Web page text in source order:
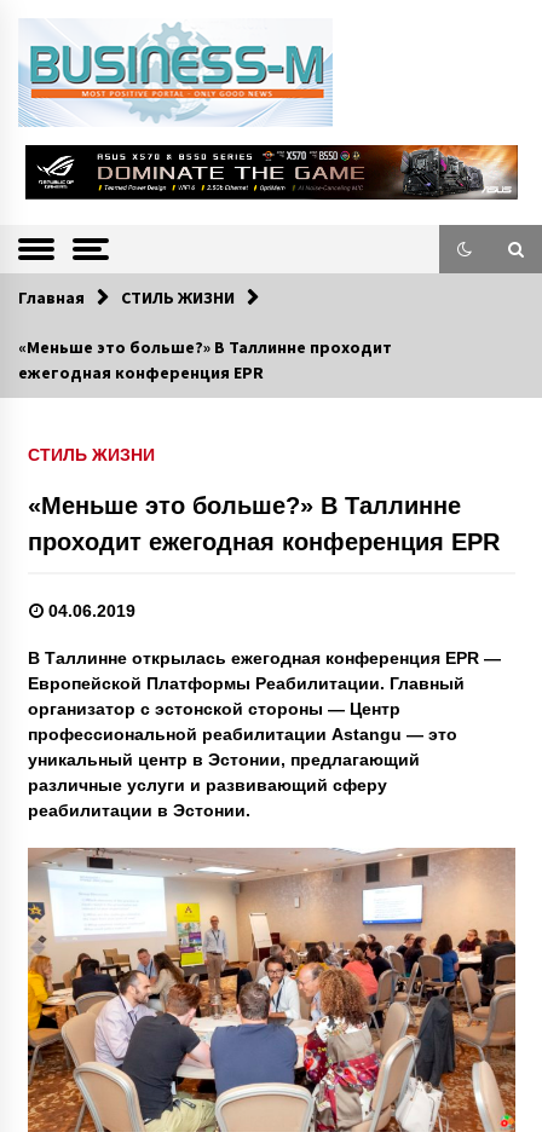
BUSINESS-M
—
Информацио
нно-деловой
экономической и культурной жизни Эстонии и зарубежных стран.
Главная СТИЛЬ ЖИЗНИ
«Меньше это больше?» В Таллинне проходит
ежегодная конференция EPR
СТИЛЬ ЖИЗНИ
«Меньше это больше?» В Таллинне
проходит ежегодная конференция EPR
04.06.2019
В Таллинне открылась ежегодная конференция EPR —
Европейской Платформы Реабилитации. Главный
организатор с эстонской стороны — Центр
профессиональной реабилитации Astangu — это
уникальный центр в Эстонии, предлагающий
различные услуги и развивающий сферу
реабилитации в Эстонии.